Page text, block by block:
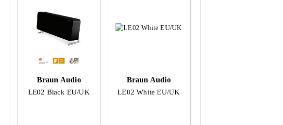
Braun Audio
LE02 Black EU/UK
Braun Audio
LE02 White EU/UK